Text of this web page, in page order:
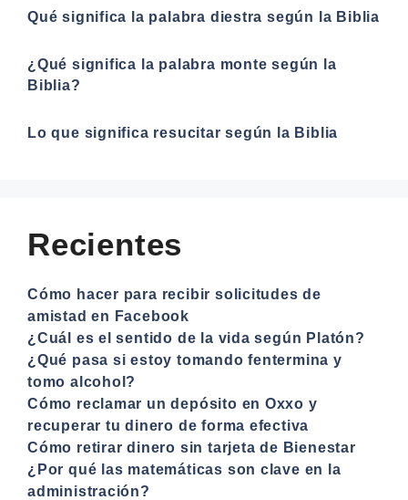
Qué significa la palabra diestra según la Biblia
¿Qué significa la palabra monte según la
Biblia?
Lo que significa resucitar según la Biblia
Recientes
Cómo hacer para recibir solicitudes de
amistad en Facebook
¿Cuál es el sentido de la vida según Platón?
¿Qué pasa si estoy tomando fentermina y
tomo alcohol?
Cómo reclamar un depósito en Oxxo y
recuperar tu dinero de forma efectiva
Cómo retirar dinero sin tarjeta de Bienestar
¿Por qué las matemáticas son clave en la
administración?